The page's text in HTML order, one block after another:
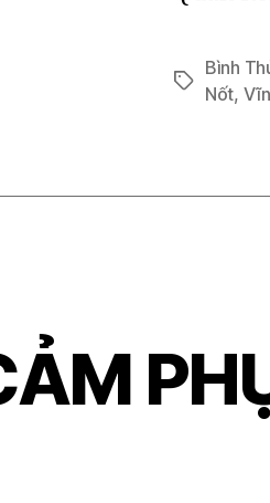
Tags
Bình
Nốt,